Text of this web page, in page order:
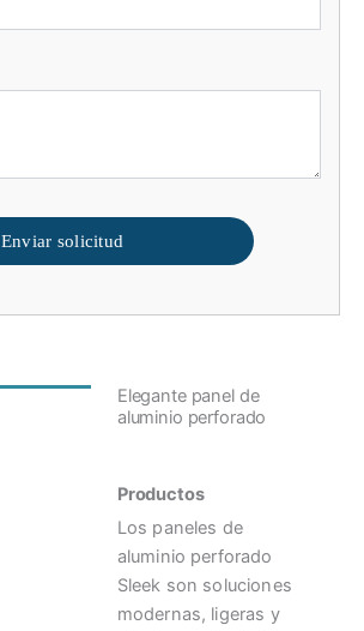
Enviar solicitud
Valoraciones (0)
Elegante panel de
aluminio perforado
Productos
Los paneles de
aluminio perforado
Sleek son soluciones
modernas, ligeras y